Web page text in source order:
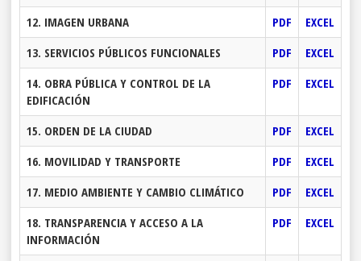
12. IMAGEN URBANA
PDF
EXCEL
13. SERVICIOS PÚBLICOS FUNCIONALES
PDF
EXCEL
14. OBRA PÚBLICA Y CONTROL DE LA
EDIFICACIÓN
PDF EXCEL
15. ORDEN DE LA CIUDAD PDF
EXCEL
16. MOVILIDAD Y TRANSPORTE
PDF
EXCEL
17. MEDIO AMBIENTE Y CAMBIO CLIMÁTICO
PDF
EXCEL
18. TRANSPARENCIA Y ACCESO A LA
INFORMACIÓN
PDF EXCEL